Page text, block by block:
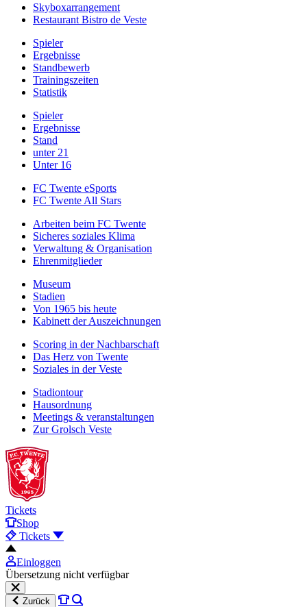
Skyboxarrangement
Restaurant Bistro de Veste
Spieler
Ergebnisse
Standbewerb
Trainingszeiten
Statistik
Spieler
Ergebnisse
Stand
unter 21
Unter 16
FC Twente eSports
FC Twente All Stars
Arbeiten beim FC Twente
Sicheres soziales Klima
Verwaltung & Organisation
Ehrenmitglieder
Museum
Stadien
Von 1965 bis heute
Kabinett der Auszeichnungen
Scoring in der Nachbarschaft
Das Herz von Twente
Soziales in der Veste
Stadiontour
Hausordnung
Meetings & veranstaltungen
Zur Grolsch Veste
Tickets
Shop
Tickets
Einloggen
Übersetzung nicht verfügbar
Zurück